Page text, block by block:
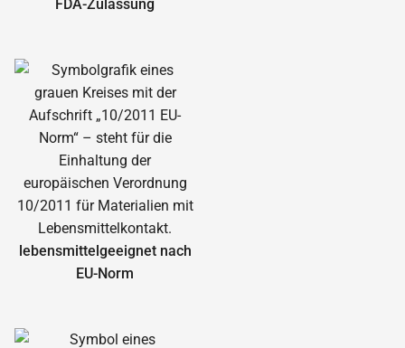
FDA-Zulassung
lebensmittelgeeignet nach
EU-Norm